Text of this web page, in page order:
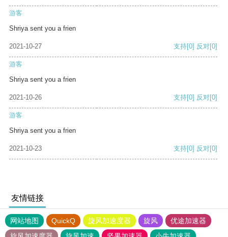
游客
Shriya sent you a frien
2021-10-27 支持[0] 反对[0]
游客
Shriya sent you a frien
2021-10-26 支持[0] 反对[0]
游客
Shriya sent you a frien
2021-10-23 支持[0] 反对[0]
友情链接
网站地图 QuickQ 旋风加速度器 旋风
优途加速器